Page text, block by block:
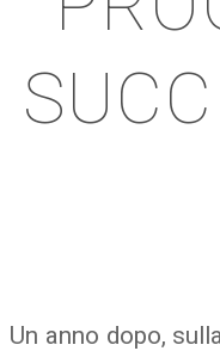
Un anno dopo,